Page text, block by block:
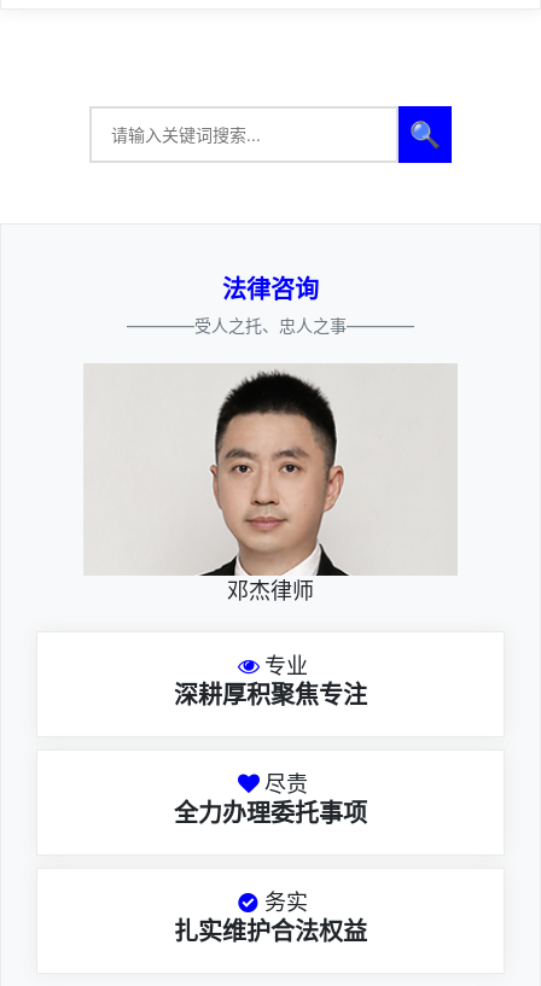
🔍
法律咨询
————受人之托、忠人之事————
邓杰律师
专业
深耕厚积聚焦专注
尽责
全力办理委托事项
务实
扎实维护合法权益